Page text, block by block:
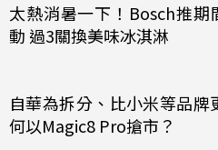
太熱消暑一下！Bosch推
動 過3關換美味冰淇淋
自華為拆分、比小米等品
何以Magic8 Pro搶市？